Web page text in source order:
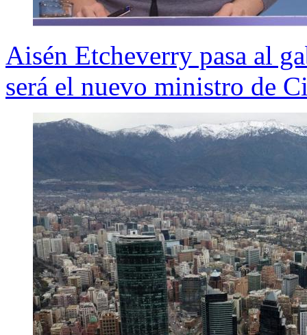
Aisén Etcheverry pasa al
será el nuevo ministro de